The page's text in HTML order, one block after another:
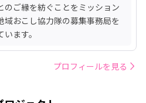
のご縁を紡ぐことをミッション
域おこし協力隊の募集事務局を
ます。
プロフィールを見る